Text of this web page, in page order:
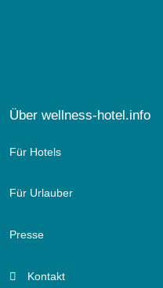
Über wellness-hotel.info
Für Hotels
Für Urlauber
Presse
Kontakt